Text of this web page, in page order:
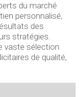
du marché
personnalisé,
des
stratégies.
vaste sélection
de qualité,